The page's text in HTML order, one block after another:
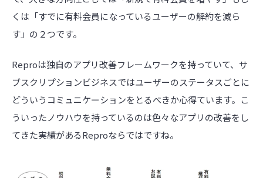
くは「すでに有料会員になっているユーザーの解約を減ら
す」の２つです。
Reproは独自のアプリ改善フレームワークを持っていて、サ
ブスクリプションビジネスではユーザーのステータスごとに
どういうコミュニケーションをとるべきか心得ています。こ
ういったノウハウを持っているのは色々なアプリの改善をし
てきた実績があるReproならではですね。